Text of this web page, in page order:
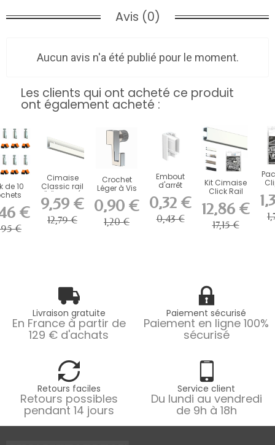
Avis (0)
Aucun avis n'a été publié pour le moment.
Les clients qui ont acheté ce produit
ont également acheté :
de 10
€
€
Cimaise
Classic rail
"J" 20 kg (
taille au...
9,59 €
12,79 €
Crochet
Léger à Vis
pour
Cimaise
0,90 €
1,20 €
Embout
d'arrêt
cimaise
Click Rail...
0,32 €
0,43 €
Kit Cimaise
Click Rail
Fixations
12,86 €
17,15 €
Livraison gratuite
En France à partir de
129 € d'achats
Paiement sécurisé
Paiement en ligne 100%
sécurisé
Retours faciles
Retours possibles
pendant 14 jours
Service client
Du lundi au vendredi
de 9h à 18h